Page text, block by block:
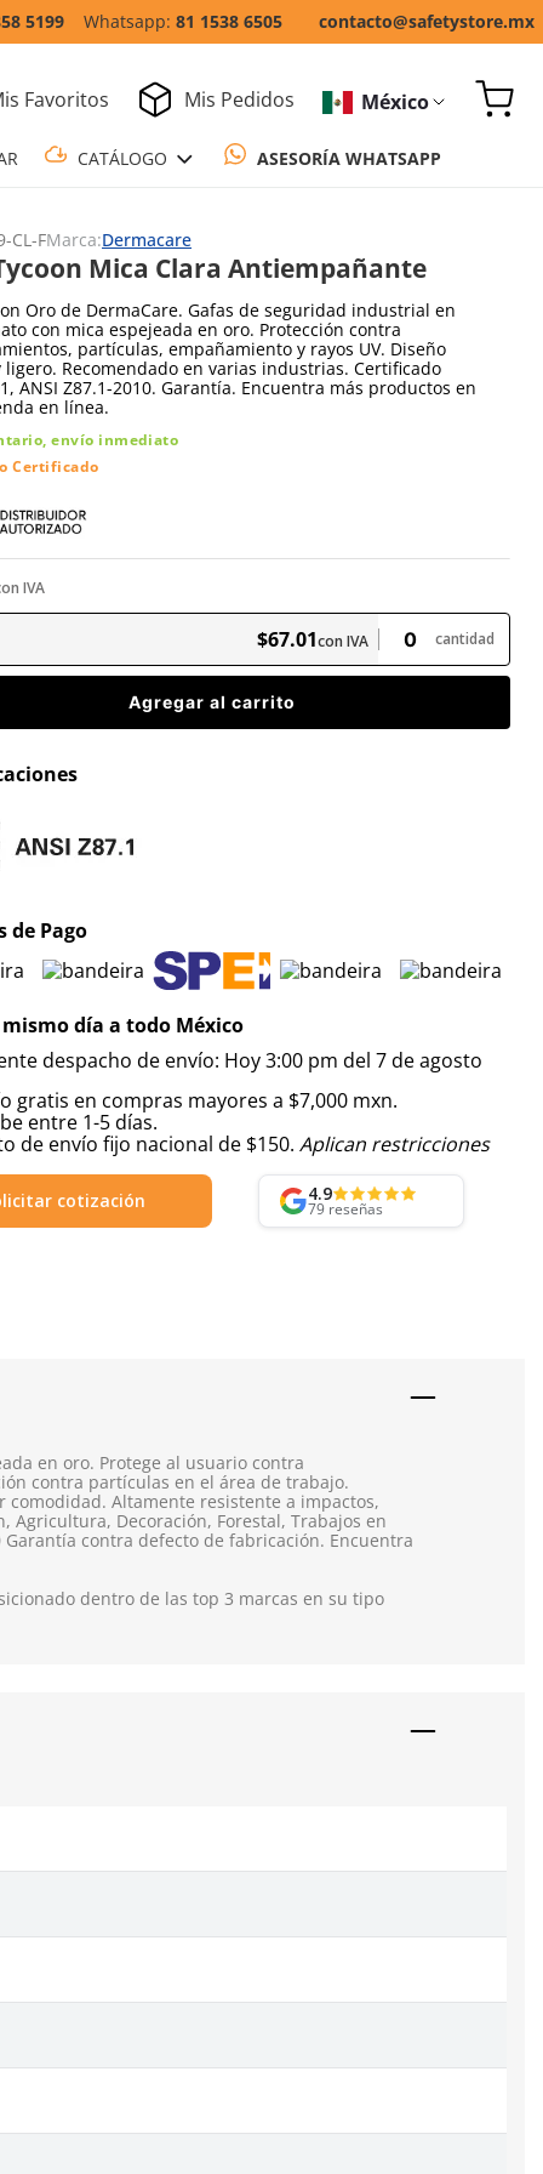
5199 81 1538 6505 contacto@safetystore.mx
Favoritos Mis Pedidos México
CL-FMarca:Dermacare
Mica Clara Antiempañante
Oro de DermaCare. Gafas de seguridad industrial en
con mica espejeada en oro. Protección contra
partículas, empañamiento y rayos UV. Diseño
ligero. Recomendado en varias industrias. Certificado
ANSI Z87.1-2010. Garantía. Encuentra más productos en
en línea.
envío inmediato
Certificado
IVA
$67.01con IVA cantidad
Agregar al carrito
de Pago
mismo día a todo México
despacho de envío: Hoy 3:00 pm del 7 de agosto
gratis en compras mayores a $7,000 mxn.
entre 1-5 días.
de envío fijo nacional de $150. Aplican restricciones
cotización 4.9
79 reseñas
en oro. Protege al usuario contra
contra partículas en el área de trabajo.
Altamente resistente a impactos,
Decoración, Forestal, Trabajos en
Garantía contra defecto de fabricación. Encuentra
dentro de las top 3 marcas en su tipo